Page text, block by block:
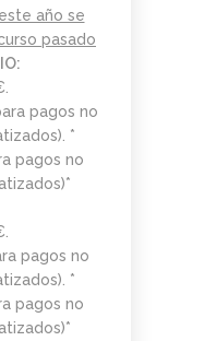
año se
pasado
pagos no
*
pagos no
pagos no
*
pagos no